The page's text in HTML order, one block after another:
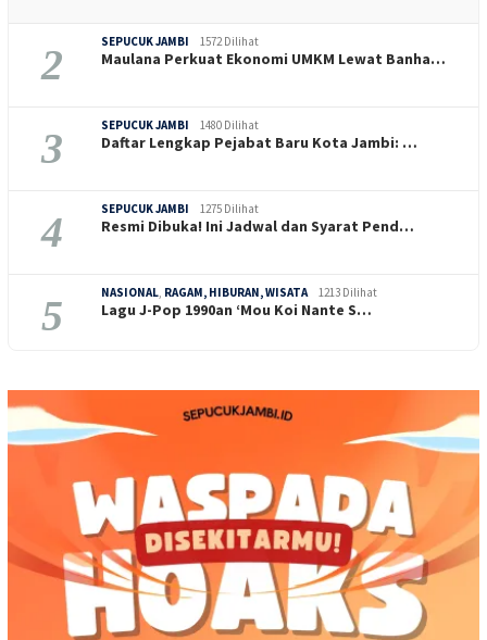
2 SEPUCUK JAMBI 1572 Dilihat
Maulana Perkuat Ekonomi UMKM Lewat Banha…
3 SEPUCUK JAMBI 1480 Dilihat
Daftar Lengkap Pejabat Baru Kota Jambi: …
4 SEPUCUK JAMBI 1275 Dilihat
Resmi Dibuka! Ini Jadwal dan Syarat Pend…
5 NASIONAL RAGAM, HIBURAN, WISATA 1213 Dilihat
Lagu J-Pop 1990an ‘Mou Koi Nante S…